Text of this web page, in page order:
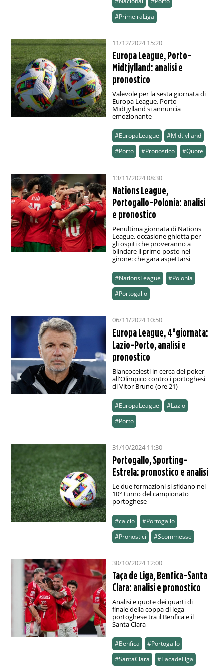
#PrimeiraLiga
11/12/2024 15:20
Europa League, Porto-
Midtjylland: analisi e
pronostico
Valevole per la sesta giornata di
Europa League, Porto-
Midtjylland si annuncia
emozionante
#EuropaLeague
#Midtjylland
#Porto
#Pronostico #Quote
13/11/2024 08:30
Nations League,
Portogallo-Polonia: analisi
e pronostico
Penultima giornata di Nations
League, occasione ghiotta per
gli ospiti che proveranno a
blindare il primo posto nel
girone: che gara aspettarsi
#NationsLeague
#Polonia
#Portogallo
06/11/2024 10:50
Europa League, 4°giornata:
Lazio-Porto, analisi e
pronostico
Biancocelesti in cerca del poker
all'Olimpico contro i portoghesi
di Vitor Bruno (ore 21)
#EuropaLeague
#Lazio
#Porto
31/10/2024 11:30
Portogallo, Sporting-
Estrela: pronostico e analisi
Le due formazioni si sfidano nel
10° turno del campionato
portoghese
#calcio
#Portogallo
#Pronostici
#Scommesse
30/10/2024 12:00
Taça de Liga, Benfica-Santa
Clara: analisi e pronostico
Analisi e quote dei quarti di
finale della coppa di lega
portoghese tra il Benfica e il
Santa Clara
#Benfica
#Portogallo
#SantaClara
#TacadeLiga